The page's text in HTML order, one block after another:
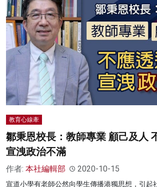
教育心線牽
鄒秉恩校長：教師專業 顧己及人
宣洩政治不滿
作者: 本社編輯部 2020-10-15
宣道小學有老師公然向學生傳播港獨思想，引起